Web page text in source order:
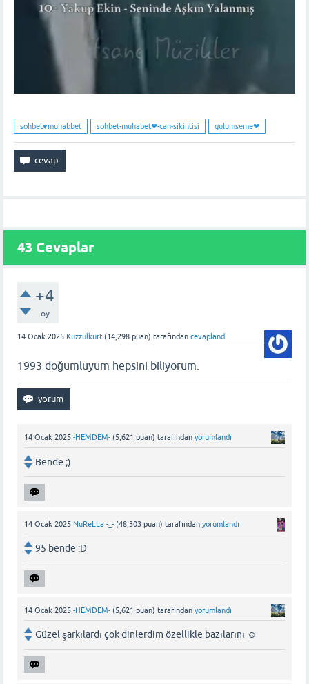
sohbet♥️muhabbet sohbet-muhabet❤-can-sikintisi gulumseme❤
43 Cevaplar
+4
oy
14 Ocak 2025 Kuzzulkurt (14,298 puan) tarafından cevaplandı
1993 doğumluyum hepsini biliyorum.
14 Ocak 2025 -HEMDEM- (5,621 puan) tarafından yorumlandı
Bende ;)
14 Ocak 2025 NuReLLa -_- (48,303 puan) tarafından yorumlandı
95 bende :D
14 Ocak 2025 -HEMDEM- (5,621 puan) tarafından yorumlandı
Güzel şarkılardı çok dinlerdim özellikle bazılarını ☺️